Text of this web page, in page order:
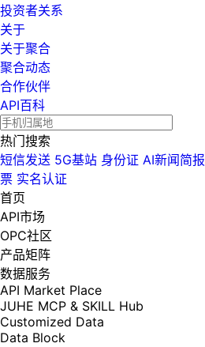
投资者关系
关于
关于聚合
聚合动态
合作伙伴
API百科
热门搜索
短信发送 5G基站 身份证 AI新闻简报
票 实名认证
首页
API市场
OPC社区
产品矩阵
数据服务
API Market Place
JUHE MCP & SKILL Hub
Customized Data
Data Block